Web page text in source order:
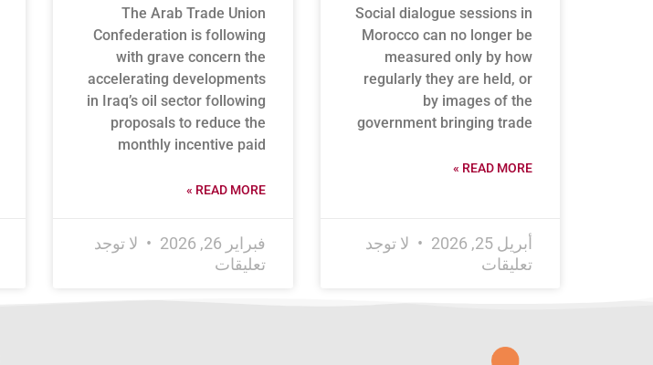
Social dialogue sessions in
Morocco can no longer be
measured only by how
regularly they are held, or
by images of the
government bringing trade
READ MORE »
أبريل 25, 2026
لا توجد
تعليقات
The Arab Trade Union
Confederation is following
with grave concern the
accelerating developments
in Iraq’s oil sector following
proposals to reduce the
monthly incentive paid
READ MORE »
فبراير 26, 2026
لا توجد
تعليقات